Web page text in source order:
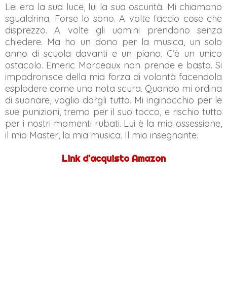
Lei era la sua luce, lui la sua oscurità. Mi chiamano
sgualdrina. Forse lo sono. A volte faccio cose che
disprezzo. A volte gli uomini prendono senza
chiedere. Ma ho un dono per la musica, un solo
anno di scuola davanti e un piano. C’è un unico
ostacolo. Emeric Marceaux non prende e basta. Si
impadronisce della mia forza di volontà facendola
esplodere come una nota scura. Quando mi ordina
di suonare, voglio dargli tutto. Mi inginocchio per le
sue punizioni, tremo per il suo tocco, e rischio tutto
per i nostri momenti rubati. Lui è la mia ossessione,
il mio Master, la mia musica. Il mio insegnante.
Link d'acquisto Amazon